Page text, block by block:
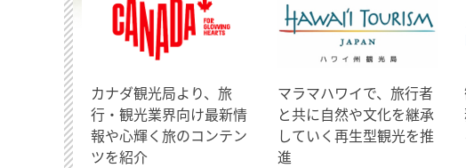
​カナダ観光局より、旅
行・観光業界向け最新情
報や心輝く旅のコンテン
ツを紹介
マラマハワイで、旅行者
と共に自然や文化を継承
していく再生型観光を推
進